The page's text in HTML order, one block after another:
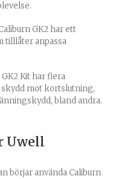
GK2 har ett
tilllåter anpassa
GK2 Kit har flera
mot kortslutning,
bland andra.
Uwell
börjar använda Caliburn